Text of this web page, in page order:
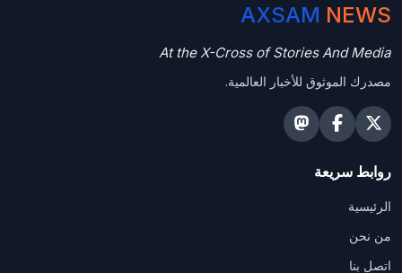
AXSAM NEWS
At the X-Cross of Stories And Media
مصدرك الموثوق للأخبار العالمية.
روابط سريعة
الرئيسية
من نحن
اتصل بنا